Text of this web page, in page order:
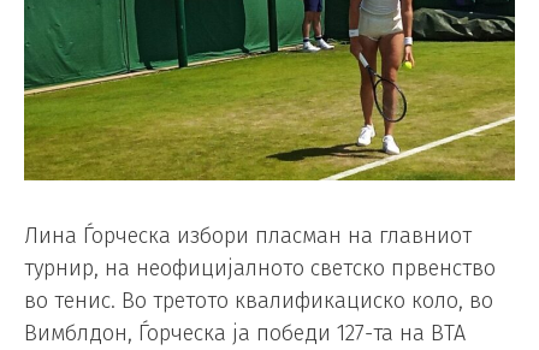
Лина Ѓорческа избори пласман на главниот
турнир, на неофицијалното светско првенство
во тенис. Во третото квалификациско коло, во
Вимблдон, Ѓорческа ја победи 127-та на ВТА